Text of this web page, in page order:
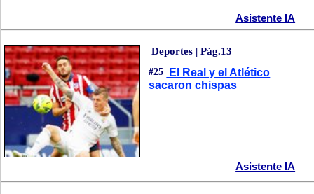
Asistente IA
Deportes | Pág.13
#25
El Real y el Atlético
sacaron chispas
Asistente IA